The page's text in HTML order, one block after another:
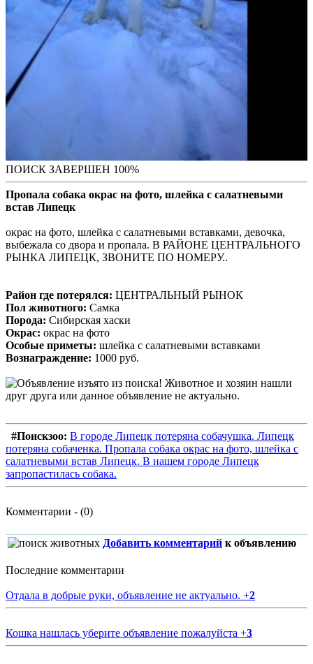
ПОИСК ЗАВЕРШЕН 100%
Пропала собака окрас на фото, шлейка с салатневыми
встав Липецк
окрас на фото, шлейка с салатневыми вставками, девочка,
выбежала со двора и пропала. В РАЙОНЕ ЦЕНТРАЛЬНОГО
РЫНКА ЛИПЕЦК, ЗВОНИТЕ ПО НОМЕРУ..
Район где потерялся: ЦЕНТРАЛЬНЫЙ РЫНОК
Пол животного: Самка
Порода: Сибирская хаски
Окрас: окрас на фото
Особые приметы: шлейка с салатневыми вставками
Вознаграждение: 1000 руб.
#Поискзоо: В городе Липецк потеряна собачушка. Липецк
потеряна собаченка. Пропала собака окрас на фото, шлейка с
салатневыми встав Липецк. В нашем городе Липецк
запропастилась собака.
Комментарии - (0)
Добавить комментарий к объявлению
Последние комментарии
Отдала в добрые руки, объявление не актуально. +2
Кошка нашлась уберите объявление пожалуйста +3